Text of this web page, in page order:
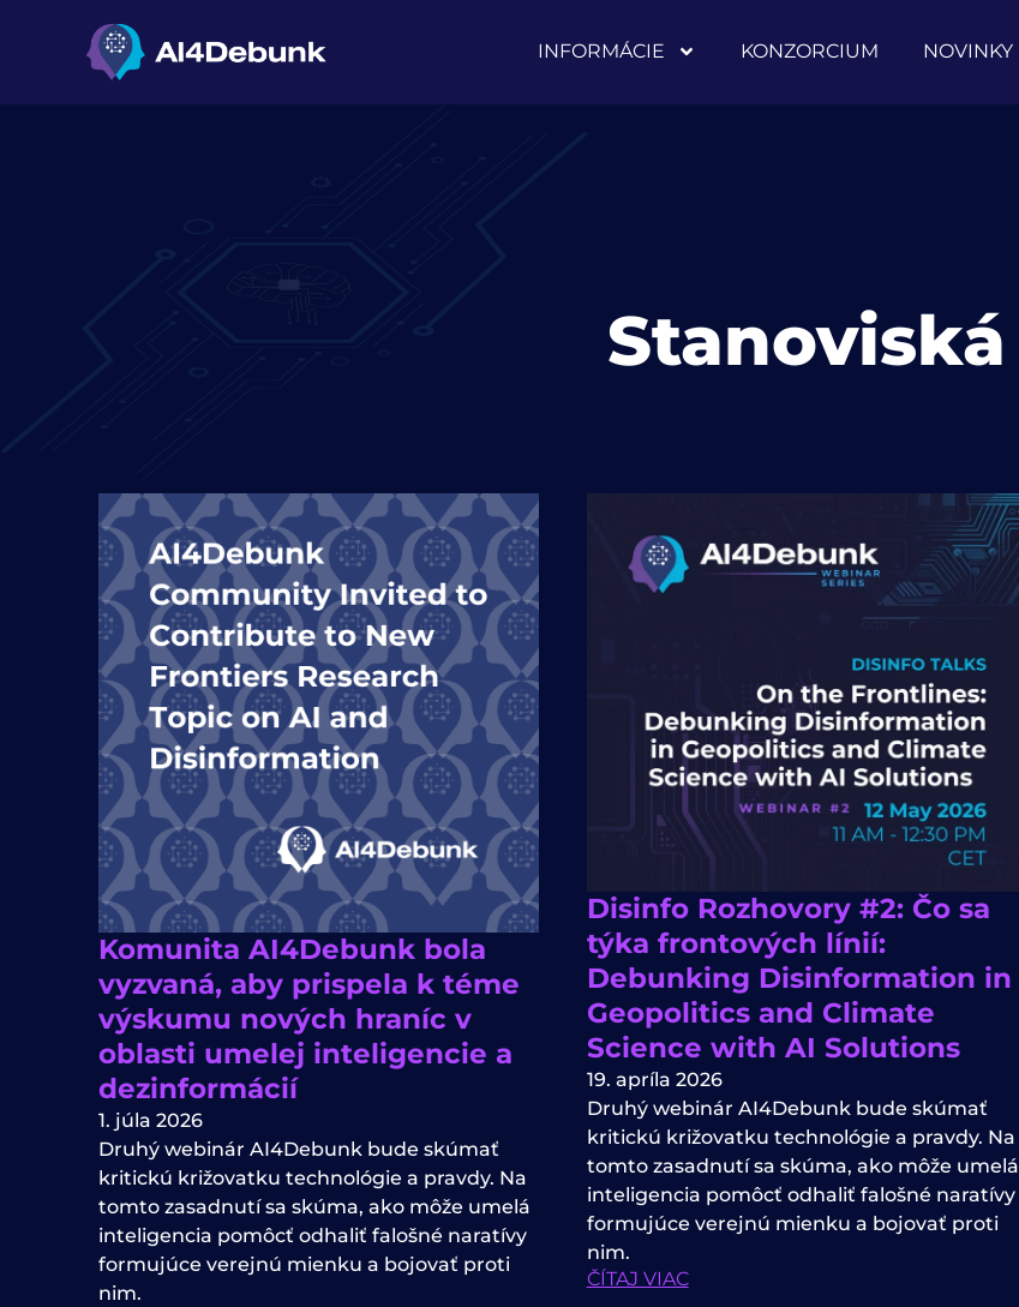
INFORMÁCIE KONZORCIUM NOVINKY
Stanoviská
Komunita AI4Debunk bola
vyzvaná, aby prispela k téme
výskumu nových hraníc v
oblasti umelej inteligencie a
dezinformácií
1. júla 2026
Druhý webinár AI4Debunk bude skúmať
kritickú križovatku technológie a pravdy. Na
tomto zasadnutí sa skúma, ako môže umelá
inteligencia pomôcť odhaliť falošné naratívy
formujúce verejnú mienku a bojovať proti
nim.
Disinfo Rozhovory #2: Čo sa
týka frontových línií:
Debunking Disinformation in
Geopolitics and Climate
Science with AI Solutions
19. apríla 2026
Druhý webinár AI4Debunk bude skúmať
kritickú križovatku technológie a pravdy. Na
tomto zasadnutí sa skúma, ako môže umelá
inteligencia pomôcť odhaliť falošné naratívy
formujúce verejnú mienku a bojovať proti
nim.
ČÍTAJ VIAC